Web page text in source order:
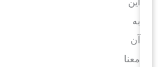
معنا